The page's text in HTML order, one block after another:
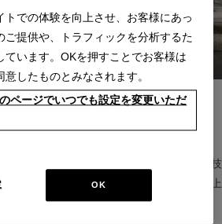
Minimalism”を掲げるグローバル家
具文化と日本の美意識を融合し、素材や技
されたインテリアを提案。長く愛される上
トでの体験を向上させ、お客様にあっ
ご提供や、トラフィックを分析するた
ています。OKを押すことでお客様は
したものとみなされます。
ページでいつでも設定を変更いただ
OK